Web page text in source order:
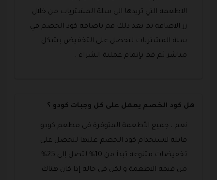
الاطعمة التي تريدها الى سلة المشتريات من خلال
زر الاضافة ثم بعد ذلك قم باضافة كود الخصم في
سلة المشتريات لتحصل على التخفيض بشكل
مباشر ثم قم بإتمام عملية الشراء .
هل كود الخصم يعمل على كل وجبات كودو ؟
نعم ، جميع الأطعمة المتوفرة في مطعم كودو
قابلة لاستخدام كود الخصم عليها لتحصل على
تخفيضات متنوعة تبدأ من 10% لتصل إلى 25%
من قيمة الاطعمة و لكن في حالة إذا كان هناك